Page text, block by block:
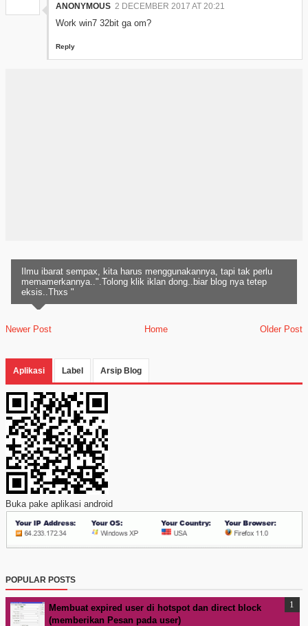
ANONYMOUS 2 DECEMBER 2017 AT 20:21
Work win7 32bit ga om?
Reply
Ilmu ibarat sempax, kita harus menggunakannya, tapi tak perlu
memamerkannya..".Tolong klik iklan dong..biar blog nya tetep
eksis..Thxs "
Newer Post Older Post
Home
Aplikasi Label Arsip Blog
Buka pake aplikasi android
POPULAR POSTS
Membuat expired user di hotspot dan direct block
(memberikan Pesan pada user)